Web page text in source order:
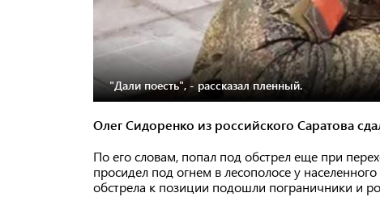
"Дали поесть", - рассказал пленный.
Олег Сидоренко из российского Саратова
По его словам, попал под обстрел еще при
просидел под огнем в лесополосе у
обстрела к позиции подошли пограничники и